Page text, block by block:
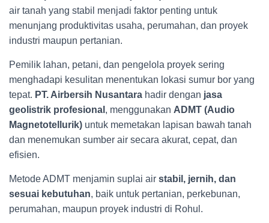
air tanah yang stabil menjadi faktor penting untuk
menunjang produktivitas usaha, perumahan, dan proyek
industri maupun pertanian.
Pemilik lahan, petani, dan pengelola proyek sering
menghadapi kesulitan menentukan lokasi sumur bor yang
tepat. PT. Airbersih Nusantara hadir dengan jasa
geolistrik profesional , menggunakan ADMT (Audio
Magnetotellurik) untuk memetakan lapisan bawah tanah
dan menemukan sumber air secara akurat, cepat, dan
efisien.
Metode ADMT menjamin suplai air stabil, jernih, dan
sesuai kebutuhan, baik untuk pertanian, perkebunan,
perumahan, maupun proyek industri di Rohul.